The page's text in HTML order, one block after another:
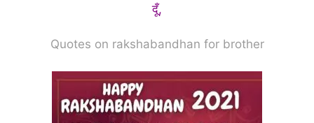
दूँ,
Quotes on rakshabandhan for brother